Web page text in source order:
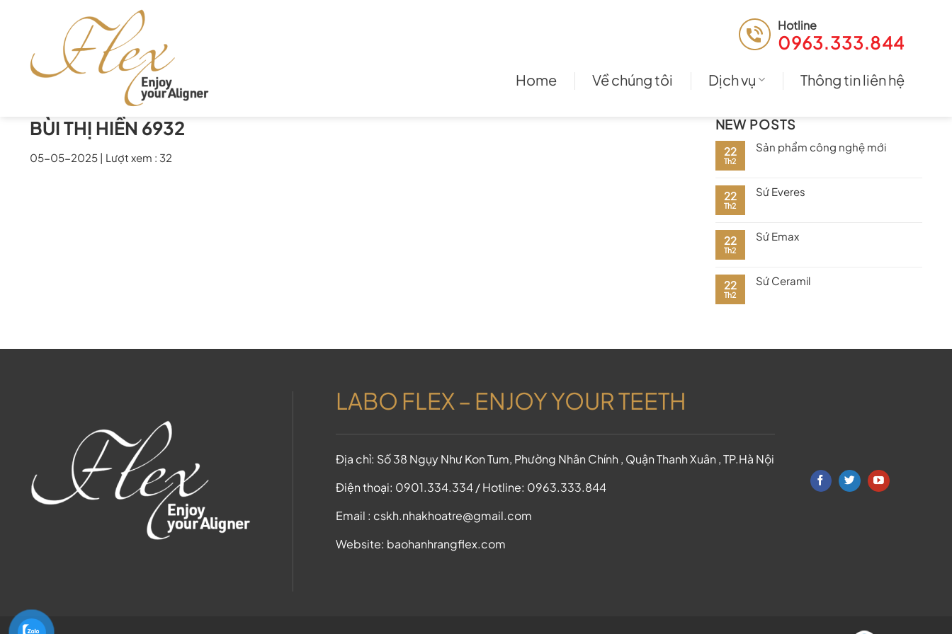
Home Về chúng tôi Dịch vụ Thông tin liên hệ
Hotline
0963.333.844
BÙI THỊ HIỀN 6932
05-05-2025 | Lượt xem : 32
NEW POSTS
22
Th2
Sản phẩm công nghệ mới
22
Th2
Sứ Everes
22
Th2
Sứ Emax
22
Th2
Sứ Ceramil
LABO FLEX – ENJOY YOUR TEETH
Địa chỉ: Số 38 Ngụy Như Kon Tum, Phường Nhân Chính , Quận Thanh Xuân , TP.Hà Nội
Điện thoại: 0901.334.334 / Hotline: 0963.333.844
Email : cskh.nhakhoatre@gmail.com
Website: baohanhrangflex.com